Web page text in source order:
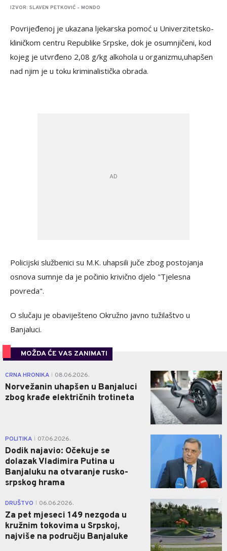
IZVOR: SLAVEN PETKOVIĆ - MONDO
Povrijeđenoj je ukazana ljekarska pomoć u Univerzitetsko-
kliničkom centru Republike Srpske, dok je osumnjičeni, kod
kojeg je utvrđeno 2,08 g/kg alkohola u organizmu,uhapšen
nad njim je u toku kriminalistička obrada.
Policijski službenici su M.K. uhapsili juče zbog postojanja
osnova sumnje da je počinio krivično djelo "Tjelesna
povreda".
O slučaju je obaviješteno Okružno javno tužilaštvo u
Banjaluci.
MOŽDA ĆE VAS ZANIMATI
CRNA HRONIKA 08.06.2026.
Norvežanin uhapšen u Banjaluci
zbog krađe električnih trotineta
0
POLITIKA 07.06.2026.
Dodik najavio: Očekuje se
dolazak Vladimira Putina u
Banjaluku na otvaranje rusko-
srpskog hrama
1
DRUŠTVO 06.06.2026.
Za pet mjeseci 149 nezgoda u
kružnim tokovima u Srpskoj,
najviše na području Banjaluke
2